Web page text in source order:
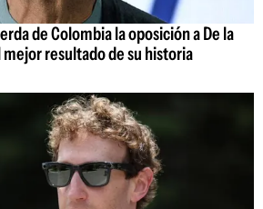
de Colombia la oposición a De la
resultado de su historia